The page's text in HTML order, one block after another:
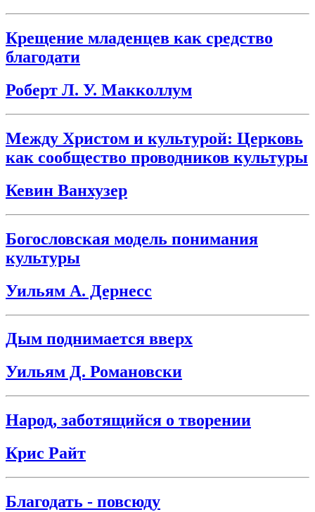
Крещение младенцев как средство
благодати
Роберт Л. У. Макколлум
Между Христом и культурой: Церковь
как сообщество проводников культуры
Кевин Ванхузер
Богословская модель понимания
культуры
Уильям А. Дернесс
Дым поднимается вверх
Уильям Д. Романовски
Народ, заботящийся о творении
Крис Райт
Благодать - повсюду